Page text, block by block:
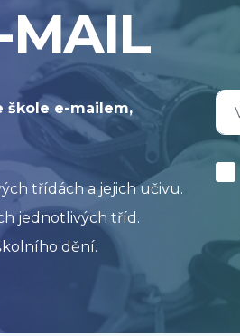
MAIL
škole e-mailem,
třídách a jejich učivu.
jednotlivých tříd.
dění.